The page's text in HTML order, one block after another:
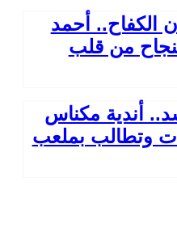
الكفاح.. أحمد
من قلب
أندية مكناس
وتطالب بملعب